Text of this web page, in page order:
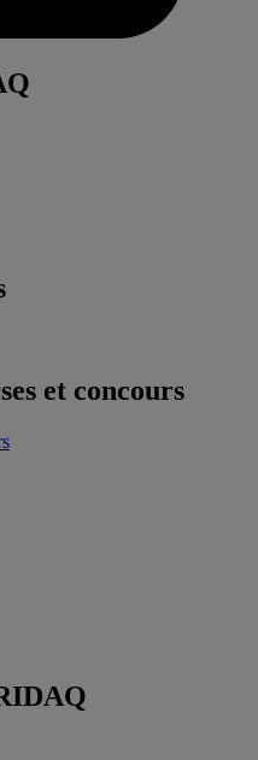
et concours